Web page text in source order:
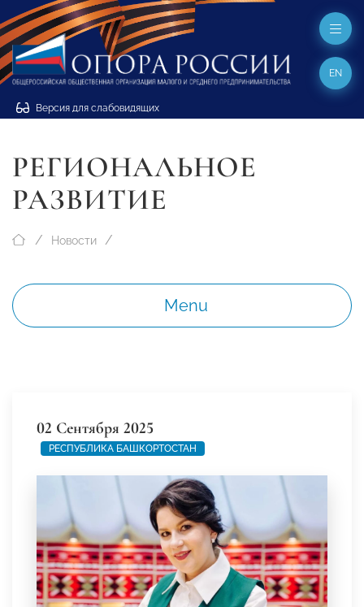
Версия для слабовидящих
EN
РЕГИОНАЛЬНОЕ
РАЗВИТИЕ
Новости
Menu
02 Сентября 2025
РЕСПУБЛИКА БАШКОРТОСТАН